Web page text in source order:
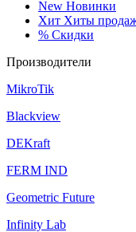
New Новинки
Хит Хиты
% Скидки
Производители
MikroTik
Blackview
DEKraft
FERM IND
Geometric Future
Infinity Lab